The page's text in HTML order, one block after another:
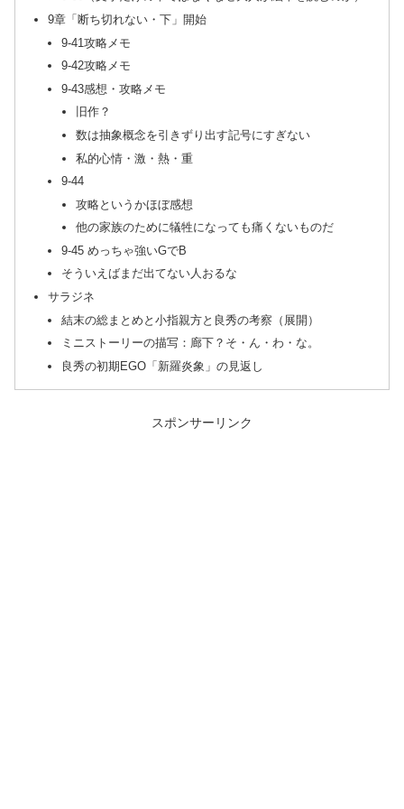
9章「断ち切れない・下」開始
9-41攻略メモ
9-42攻略メモ
9-43感想・攻略メモ
旧作？
数は抽象概念を引きずり出す記号にすぎない
私的心情・激・熱・重
9-44
攻略というかほぼ感想
他の家族のために犠牲になっても痛くないものだ
9-45 めっちゃ強いGでB
そういえばまだ出てない人おるな
サラジネ
結末の総まとめと小指親方と良秀の考察（展開）
ミニストーリーの描写：廊下？そ・ん・わ・な。
良秀の初期EGO「新羅炎象」の見返し
スポンサーリンク